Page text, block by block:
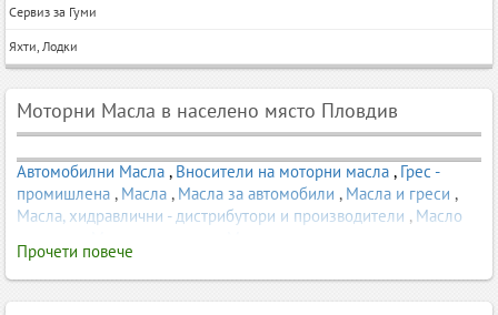
Сервиз за Гуми
Яхти, Лодки
Моторни Масла в населено място Пловдив
Автомобилни Масла , Вносители на моторни масла , Грес -
промишлена , Масла , Масла за автомобили , Масла и греси ,
Масла, хидравлични - дистрибутори и производители , Масло
Моторни масла,
оборудване
Прочети повече